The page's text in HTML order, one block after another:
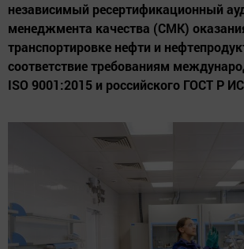
независимый ресертификационный
менеджмента качества (СМК)
транспортировке нефти и
соответствие требованиям
ISO 9001:2015 и российского ГОСТ Р